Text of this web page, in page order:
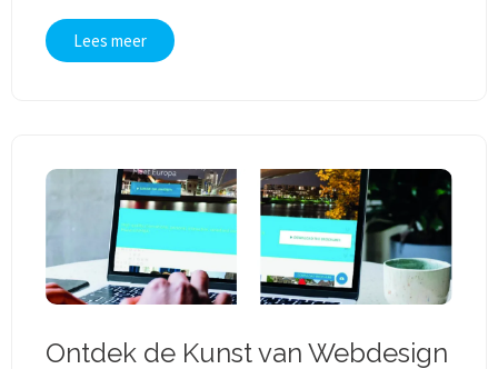
Lees meer
Ontdek de Kunst van Webdesign